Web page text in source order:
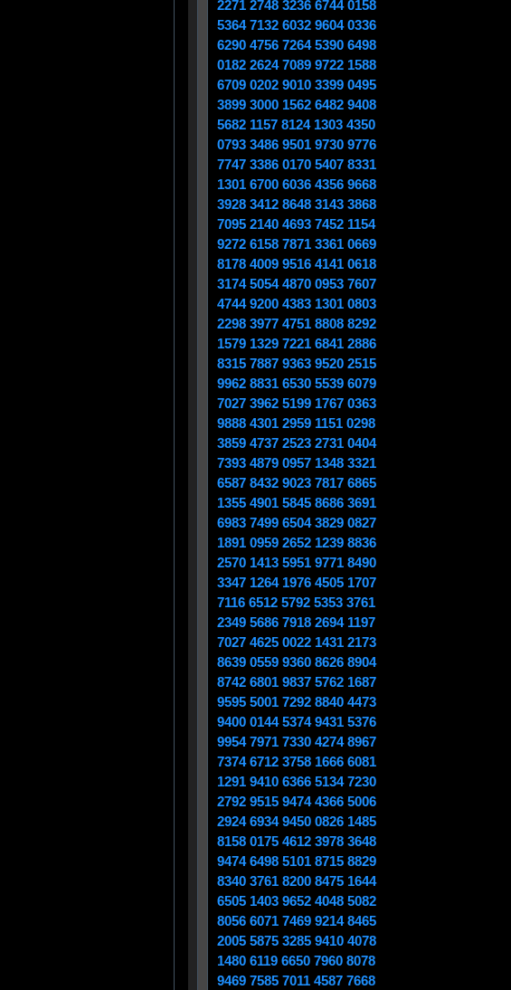
2271 2748 3236 6744 0158
5364 7132 6032 9604 0336
6290 4756 7264 5390 6498
0182 2624 7089 9722 1588
6709 0202 9010 3399 0495
3899 3000 1562 6482 9408
5682 1157 8124 1303 4350
0793 3486 9501 9730 9776
7747 3386 0170 5407 8331
1301 6700 6036 4356 9668
3928 3412 8648 3143 3868
7095 2140 4693 7452 1154
9272 6158 7871 3361 0669
8178 4009 9516 4141 0618
3174 5054 4870 0953 7607
4744 9200 4383 1301 0803
2298 3977 4751 8808 8292
1579 1329 7221 6841 2886
8315 7887 9363 9520 2515
9962 8831 6530 5539 6079
7027 3962 5199 1767 0363
9888 4301 2959 1151 0298
3859 4737 2523 2731 0404
7393 4879 0957 1348 3321
6587 8432 9023 7817 6865
1355 4901 5845 8686 3691
6983 7499 6504 3829 0827
1891 0959 2652 1239 8836
2570 1413 5951 9771 8490
3347 1264 1976 4505 1707
7116 6512 5792 5353 3761
2349 5686 7918 2694 1197
7027 4625 0022 1431 2173
8639 0559 9360 8626 8904
8742 6801 9837 5762 1687
9595 5001 7292 8840 4473
9400 0144 5374 9431 5376
9954 7971 7330 4274 8967
7374 6712 3758 1666 6081
1291 9410 6366 5134 7230
2792 9515 9474 4366 5006
2924 6934 9450 0826 1485
8158 0175 4612 3978 3648
9474 6498 5101 8715 8829
8340 3761 8200 8475 1644
6505 1403 9652 4048 5082
8056 6071 7469 9214 8465
2005 5875 3285 9410 4078
1480 6119 6650 7960 8078
9469 7585 7011 4587 7668